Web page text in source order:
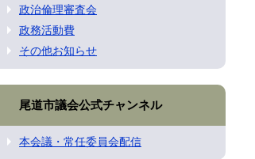
政治倫理審査会
政務活動費
その他お知らせ
尾道市議会公式チャンネル
本会議・常任委員会配信